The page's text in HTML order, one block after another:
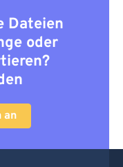
Dateien
oder
an